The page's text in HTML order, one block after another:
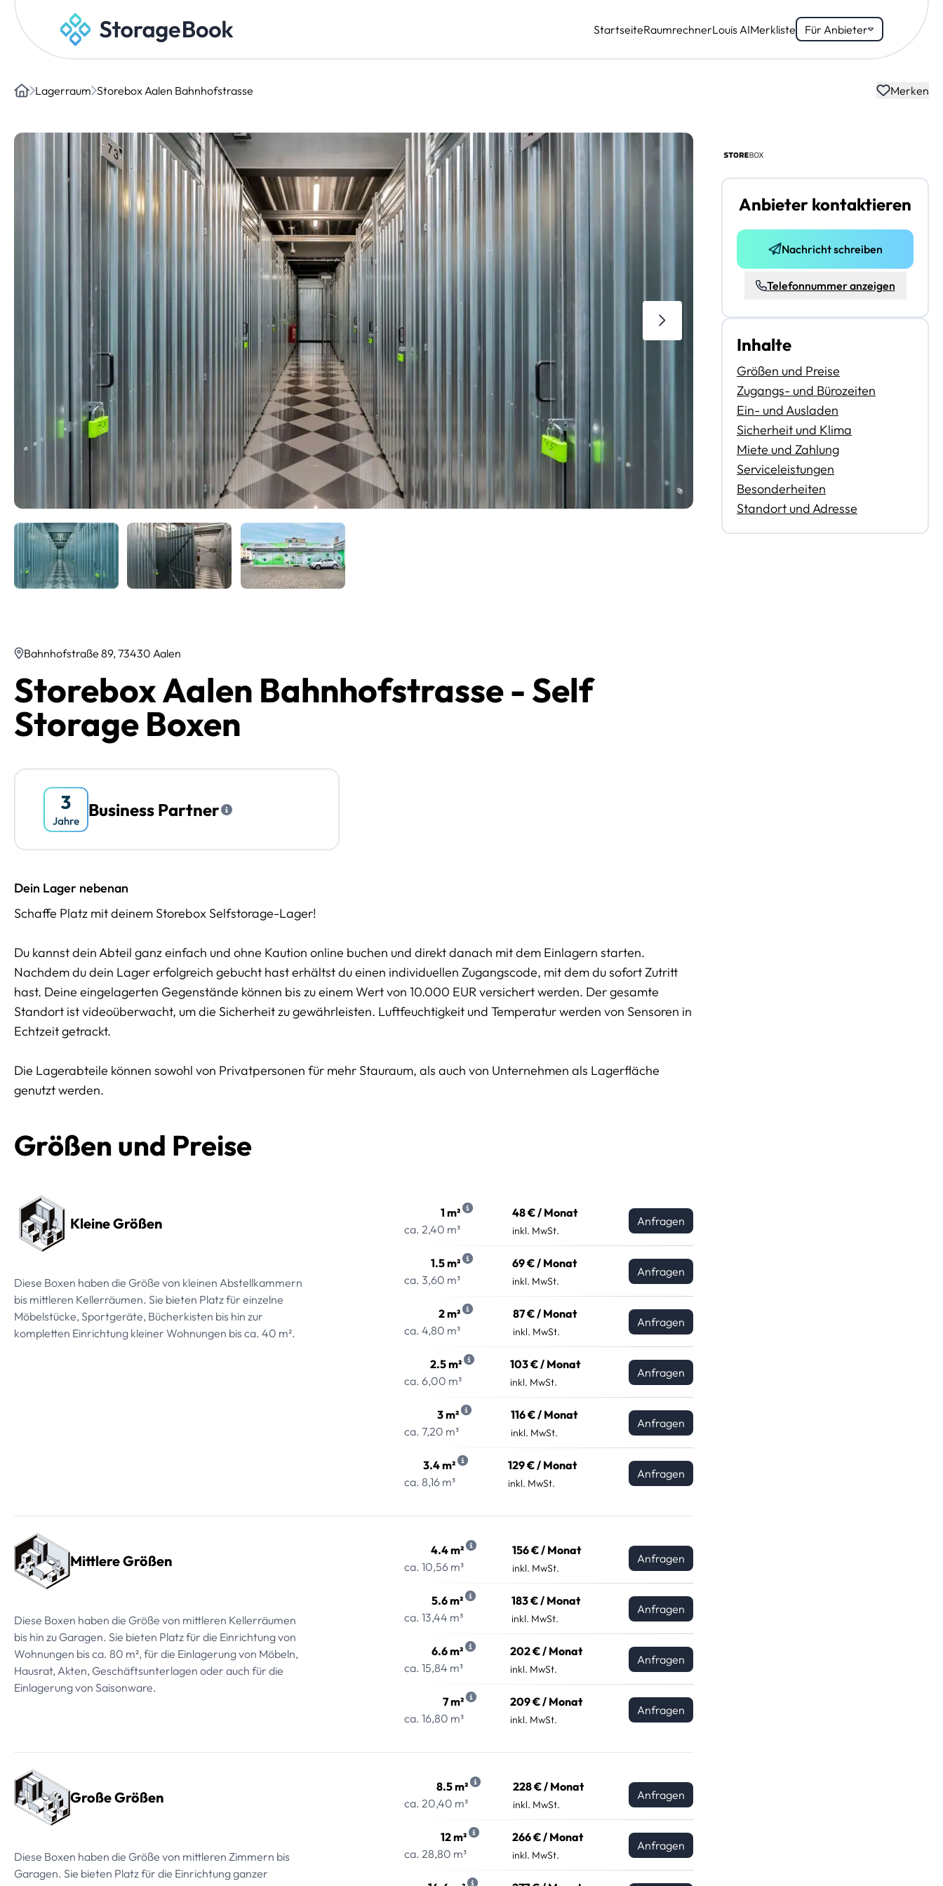
StartseiteRaumrechnerLouis AIMerkliste Für Anbieter
Lagerraum Storebox Aalen Bahnhofstrasse Merken
Bahnhofstraße 89, 73430 Aalen
Storebox Aalen Bahnhofstrasse - Self
Storage Boxen
Business Partner
Dein Lager nebenan
Schaffe Platz mit deinem Storebox Selfstorage-Lager!
Du kannst dein Abteil ganz einfach und ohne Kaution online buchen und direkt danach mit dem Einlagern starten.
Nachdem du dein Lager erfolgreich gebucht hast erhältst du einen individuellen Zugangscode, mit dem du sofort Zutritt
hast. Deine eingelagerten Gegenstände können bis zu einem Wert von 10.000 EUR versichert werden. Der gesamte
Standort ist videoüberwacht, um die Sicherheit zu gewährleisten. Luftfeuchtigkeit und Temperatur werden von Sensoren in
Echtzeit getrackt.
Die Lagerabteile können sowohl von Privatpersonen für mehr Stauraum, als auch von Unternehmen als Lagerfläche
genutzt werden.
Größen und Preise
Kleine Größen
Diese Boxen haben die Größe von kleinen Abstellkammern
bis mittleren Kellerräumen. Sie bieten Platz für einzelne
Möbelstücke, Sportgeräte, Bücherkisten bis hin zur
kompletten Einrichtung kleiner Wohnungen bis ca. 40 m².
1 m²
ca. 2,40 m³
48 € / Monat
inkl. MwSt.
Anfragen
1.5 m²
ca. 3,60 m³
69 € / Monat
inkl. MwSt.
Anfragen
2 m²
ca. 4,80 m³
87 € / Monat
inkl. MwSt.
Anfragen
2.5 m²
ca. 6,00 m³
103 € / Monat
inkl. MwSt.
Anfragen
3 m²
ca. 7,20 m³
116 € / Monat
inkl. MwSt.
Anfragen
3.4 m²
ca. 8,16 m³
129 € / Monat
inkl. MwSt.
Anfragen
Mittlere Größen
Diese Boxen haben die Größe von mittleren Kellerräumen
bis hin zu Garagen. Sie bieten Platz für die Einrichtung von
Wohnungen bis ca. 80 m², für die Einlagerung von Möbeln,
Hausrat, Akten, Geschäftsunterlagen oder auch für die
Einlagerung von Saisonware.
4.4 m²
ca. 10,56 m³
156 € / Monat
inkl. MwSt.
Anfragen
5.6 m²
ca. 13,44 m³
183 € / Monat
inkl. MwSt.
Anfragen
6.6 m²
ca. 15,84 m³
202 € / Monat
inkl. MwSt.
Anfragen
7 m²
ca. 16,80 m³
209 € / Monat
inkl. MwSt.
Anfragen
Große Größen
Diese Boxen haben die Größe von mittleren Zimmern bis
Garagen. Sie bieten Platz für die Einrichtung ganzer
8.5 m²
ca. 20,40 m³
228 € / Monat
inkl. MwSt.
Anfragen
12 m²
ca. 28,80 m³
266 € / Monat
inkl. MwSt.
Anfragen
Anbieter kontaktieren
Nachricht schreiben
Telefonnummer anzeigen
Inhalte
Größen und Preise
Zugangs- und Bürozeiten
Ein- und Ausladen
Sicherheit und Klima
Miete und Zahlung
Serviceleistungen
Besonderheiten
Standort und Adresse